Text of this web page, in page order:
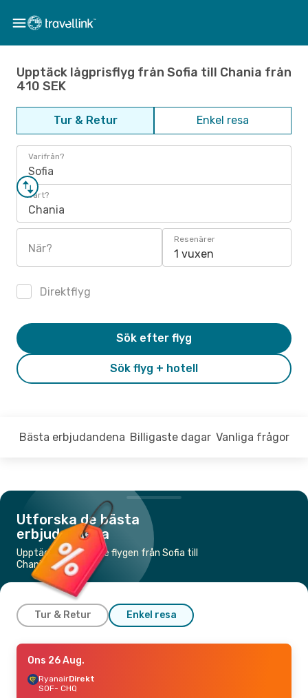
Upptäck lågprisflyg från Sofia till Chania från
410 SEK
Tur & Retur Enkel resa
Varifrån?
Sofia
Vart?
Chania
När?
Resenärer
1 vuxen
Direktflyg
Sök flyg + hotell
Sök efter flyg
Bästa erbjudandena Billigaste dagar Vanliga frågor
Utforska de bästa
erbjudandena
Upptäck de billigaste flygen från Sofia till
Chania
Tur & Retur Enkel resa
Fre 14 Aug.- Sön 16 Aug.
Aegean Airlines
SOF- CHQ
Ons 26 Aug.
RyanairDirekt
SOF- CHQ